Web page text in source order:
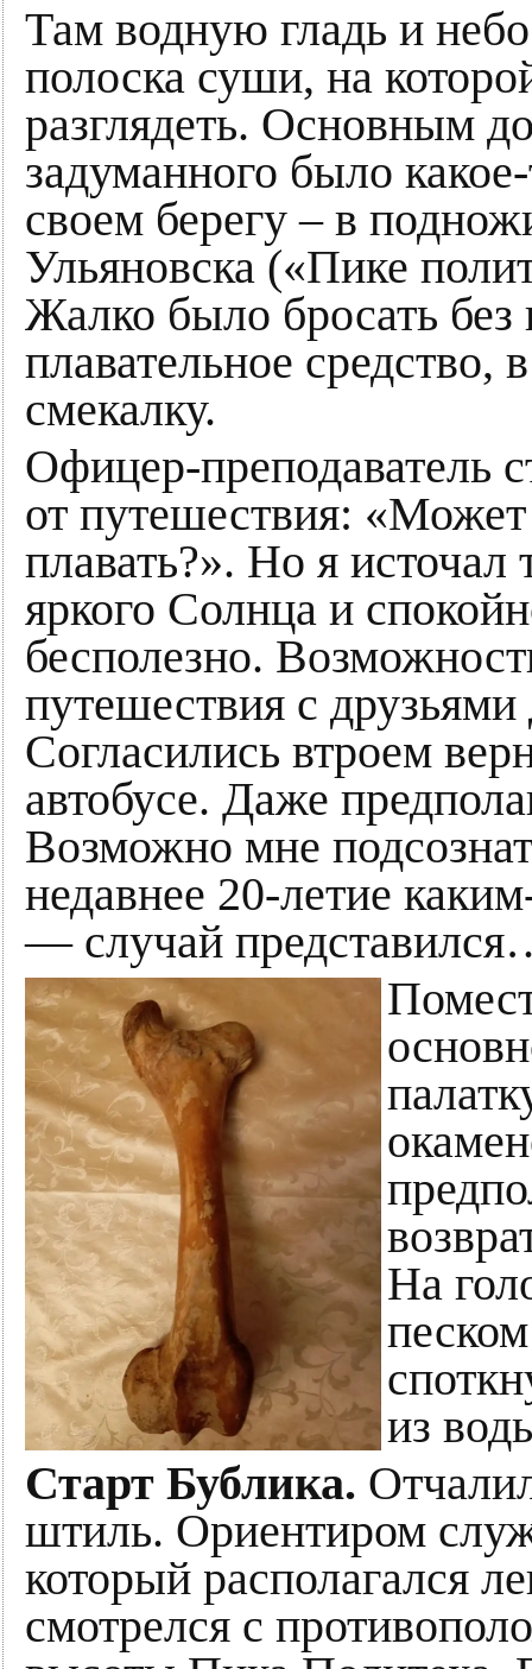
Там водную гладь и небо
полоска суши, на
разглядеть. Основным
задуманного было
своем берегу – в
Ульяновска («Пике
Жалко было бросать без
плавательное средство,
смекалку.
Офицер-преподаватель
от путешествия: «Может
плавать?». Но я
яркого Солнца и
бесполезно.
путешествия с
Согласились втроем
автобусе. Даже
Возможно мне
недавнее 20-летие
— случай
На
из
Старт Бублика.
штиль. Ориентиром
который располагался
смотрелся с